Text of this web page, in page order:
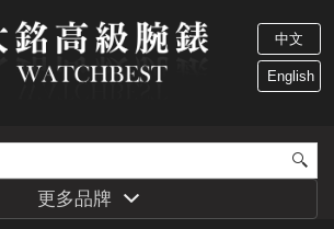
中文
English
更多品牌